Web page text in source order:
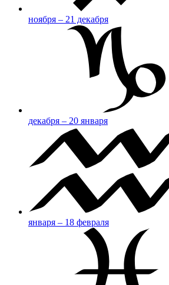
ноября – 21 декабря
декабря – 20 января
января – 18 февраля